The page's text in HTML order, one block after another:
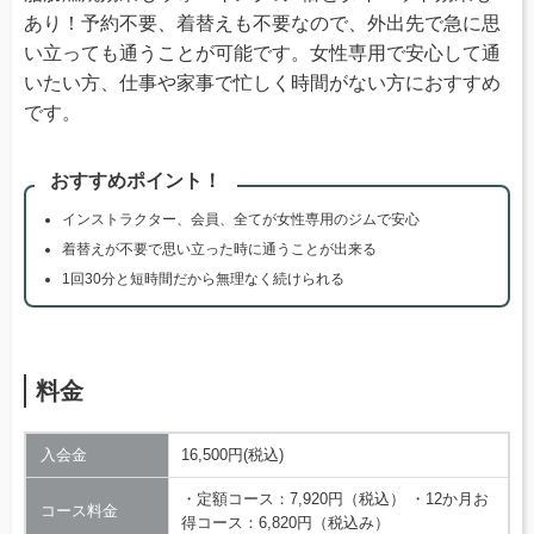
あり！予約不要、着替えも不要なので、外出先で急に思
い立っても通うことが可能です。女性専用で安心して通
いたい方、仕事や家事で忙しく時間がない方におすすめ
です。
おすすめポイント！
インストラクター、会員、全てが女性専用のジムで安心
着替えが不要で思い立った時に通うことが出来る
1回30分と短時間だから無理なく続けられる
料金
入会金 16,500円(税込)
コース料金
・定額コース：7,920円（税込） ・12か月お
得コース：6,820円（税込み）